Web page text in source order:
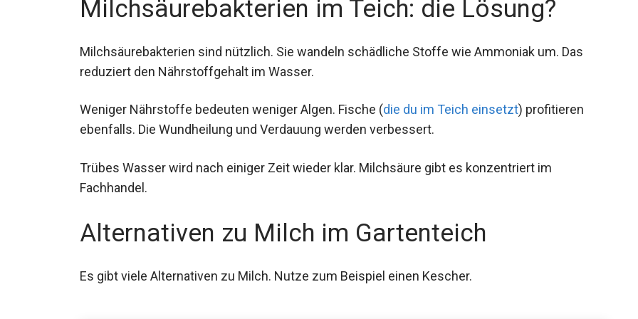
Milchsäurebakterien im Teich: die Lösung?
Milchsäurebakterien sind nützlich. Sie wandeln schädliche Stoffe wie Ammoniak um. Das
reduziert den Nährstoffgehalt im Wasser.
Weniger Nährstoffe bedeuten weniger Algen. Fische (die du im Teich einsetzt) profitieren
ebenfalls. Die Wundheilung und Verdauung werden verbessert.
Trübes Wasser wird nach einiger Zeit wieder klar. Milchsäure gibt es konzentriert im
Fachhandel.
Alternativen zu Milch im Gartenteich
Es gibt viele Alternativen zu Milch. Nutze zum Beispiel einen Kescher.